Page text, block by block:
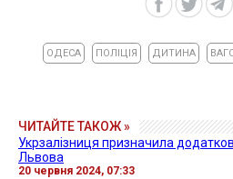
ОДЕСА ПОЛІЦІЯ ДИТИНА
ЧИТАЙТЕ ТАКОЖ »
Укрзалізниця призначила
Львова
20 червня 2024, 07:33